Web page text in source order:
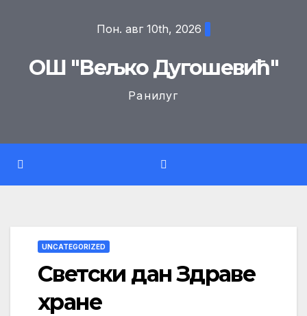
Пон. авг 10th, 2026
ОШ "Вељко Дугошевић"
Ранилуг
UNCATEGORIZED
Светски дан Здраве
хране